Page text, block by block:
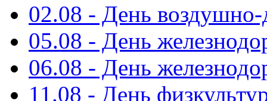
02.08 - День воздушно-
05.08 - День
06.08 - День
11.08 - День